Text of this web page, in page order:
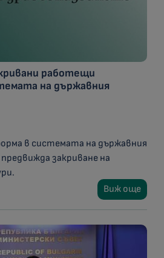
работещи
на държавния
в системата на държавния
закриване на
Виж още